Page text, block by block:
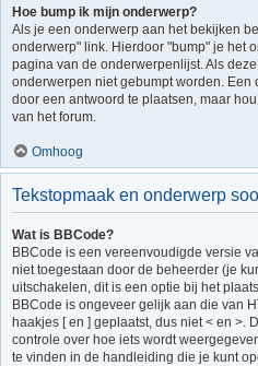
Hoe bump ik mijn onderwerp?
Als je een onderwerp aan het bekijken
onderwerp" link. Hierdoor "bump" je het
pagina van de onderwerpenlijst. Als
onderwerpen niet gebumpt worden.
door een antwoord te plaatsen, maar
van het forum.
Omhoog
Tekstopmaak en onderwerp
Wat is BBCode?
BBCode is een vereenvoudigde versie
niet toegestaan door de beheerder (je
uitschakelen, dit is een optie bij het
BBCode is ongeveer gelijk aan die van
haakjes [ en ] geplaatst, dus niet < en >.
controle over hoe iets wordt
te vinden in de handleiding die je kunt